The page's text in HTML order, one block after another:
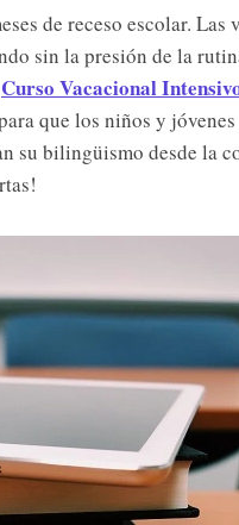
de receso escolar. Las
sin la presión de la
Curso Vacacional
que los niños y
su bilingüismo desde la